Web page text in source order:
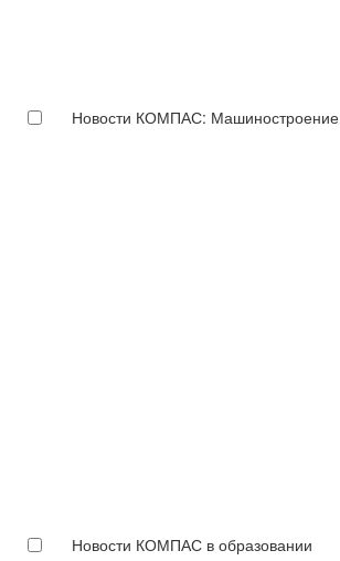
Новости КОМПАС: Машиностроение
Новости КОМПАС в образовании